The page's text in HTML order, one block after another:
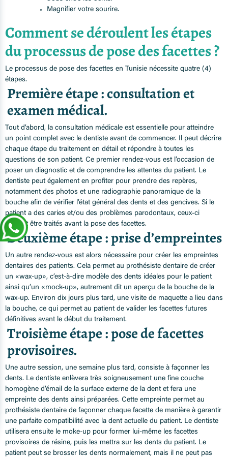
Magnifier votre sourire.
Comment se déroulent les étapes
du processus de pose des facettes ?
Le processus de pose des facettes en Tunisie nécessite quatre (4)
étapes.
Première étape : consultation et
examen médical.
Tout d’abord, la consultation médicale est essentielle pour atteindre
un point complet avec le dentiste avant de commencer. Il peut décrire
chaque étape du traitement en détail et répondre à toutes les
questions de son patient. Ce premier rendez-vous est l’occasion de
poser un diagnostic et de comprendre les attentes du patient. Le
dentiste peut également en profiter pour prendre des repères,
notamment des photos et une radiographie panoramique de la
bouche afin de vérifier l’état général des dents et des gencives. Si le
patient a des caries et/ou des problèmes parodontaux, ceux-ci
doivent être traités avant la pose des facettes.
Deuxième étape : prise d’empreintes
Un autre rendez-vous est alors nécessaire pour créer les empreintes
dentaires des patients. Cela permet au prothésiste dentaire de créer
un «wax-up», c’est-à-dire modèle des dents idéales pour le patient
ainsi qu’un «mock-up», autrement dit un aperçu de la bouche de la
wax-up. Environ dix jours plus tard, une visite de maquette a lieu dans
la bouche, ce qui permet au patient de valider les facettes futures
définitives avant le début du traitement.
Troisième étape : pose de facettes
provisoires.
Une autre session, une semaine plus tard, consiste à façonner les
dents. Le dentiste enlèvera très soigneusement une fine couche
homogène d’émail de la surface externe de la dent et fera une
empreinte des dents ainsi préparées. Cette empreinte permet au
prothésiste dentaire de façonner chaque facette de manière à garantir
une parfaite compatibilité avec la dent actuelle du patient. Le dentiste
utilisera ensuite le moke-up pour former lui-même les facettes
provisoires de résine, puis les mettra sur les dents du patient. Le
patient peut se brosser les dents normalement, mais il ne peut pas